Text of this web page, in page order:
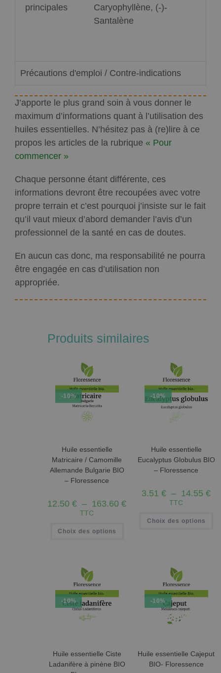
principales
Caryophyllène, (-)-
Santalène
Précautions d'emploi / Contre-indications
J’apporte le plus grand soin à vous donner le
maximum d’informations quant à l’utilisation des
huiles essentielles. N’hésitez pas à (re)lire à ce
propos les articles de la rubrique « Pour
commencer »
Chaque personne étant différente, ces
informations devront être recoupées avec votre
propre terrain et c’est pourquoi j’insiste sur le fait
qu’il vaut mieux d’abord demander l’avis d’un
professionnel de la santé en cas de doutes.
En aucun cas donc, ma responsabilité ne pourra
être engagée en cas d’utilisation non
appropriée.
Produits similaires
-10%
Huile essentielle
Matricaire / Camomille
Allemande Bulgarie BIO
– Floressence
12.50€ – 163.60€
TTC
Choix des options
-10%
Huile essentielle
Eucalyptus Globulus BIO
– Floressence
3.51€ – 14.55€
TTC
Choix des options
-10%
Huile essentielle Ciste
Ladanifère à pinène BIO
-10%
Huile essentielle Cajeput
BIO- Floressence